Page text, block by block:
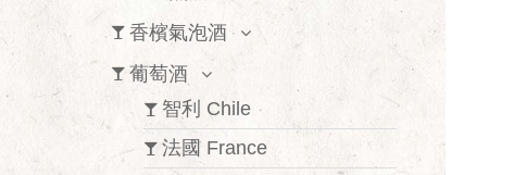
香檳氣泡酒
葡萄酒
智利 Chile
法國 France